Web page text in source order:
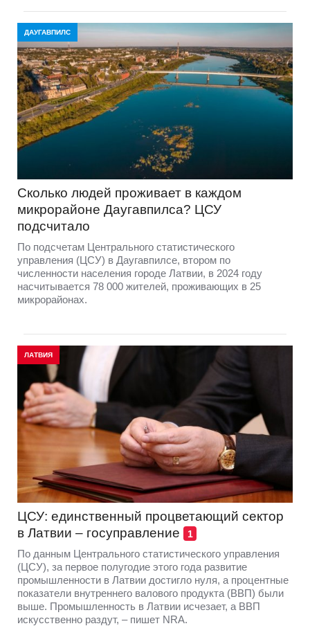
ДАУГАВПИЛС
Сколько людей проживает в каждом
микрорайоне Даугавпилса? ЦСУ
подсчитало
По подсчетам Центрального статистического
управления (ЦСУ) в Даугавпилсе, втором по
численности населения городе Латвии, в 2024 году
насчитывается 78 000 жителей, проживающих в 25
микрорайонах.
ЛАТВИЯ
ЦСУ: единственный процветающий сектор
в Латвии – госуправление
1
По данным Центрального статистического управления
(ЦСУ), за первое полугодие этого года развитие
промышленности в Латвии достигло нуля, а процентные
показатели внутреннего валового продукта (ВВП) были
выше. Промышленность в Латвии исчезает, а ВВП
искусственно раздут, – пишет NRA.